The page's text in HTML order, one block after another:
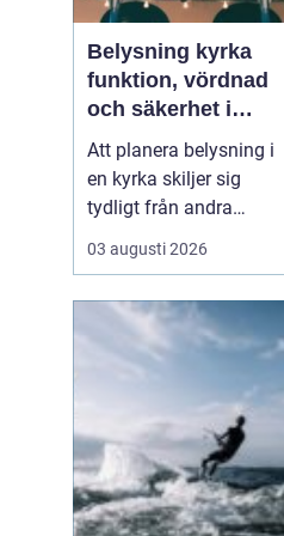
Belysning kyrka
funktion, vördnad
och säkerhet i
samma lösning
Att planera belysning i
en kyrka skiljer sig
tydligt från andra
offentliga miljöer. Ljuset
ska bära rummet, lyfta
skapa lugn, samtidigt
som tekniken behöver
vara säker, diskret och
lätt att underhålla. När
takhöjden är extrem oc...
03 augusti 2026